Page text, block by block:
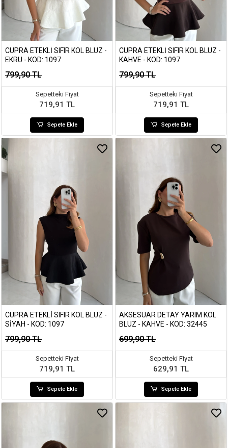
CUPRA ETEKLI SIFIR KOL BLUZ -
EKRU - KOD: 1097
799,90 TL
Sepetteki Fiyat
719,91 TL
Sepete Ekle
CUPRA ETEKLI SIFIR KOL BLUZ -
KAHVE - KOD: 1097
799,90 TL
Sepetteki Fiyat
719,91 TL
Sepete Ekle
CUPRA ETEKLI SIFIR KOL BLUZ -
SIYAH - KOD: 1097
799,90 TL
Sepetteki Fiyat
719,91 TL
Sepete Ekle
AKSESUAR DETAY YARIM KOL
BLUZ - KAHVE - KOD: 32445
699,90 TL
Sepetteki Fiyat
629,91 TL
Sepete Ekle